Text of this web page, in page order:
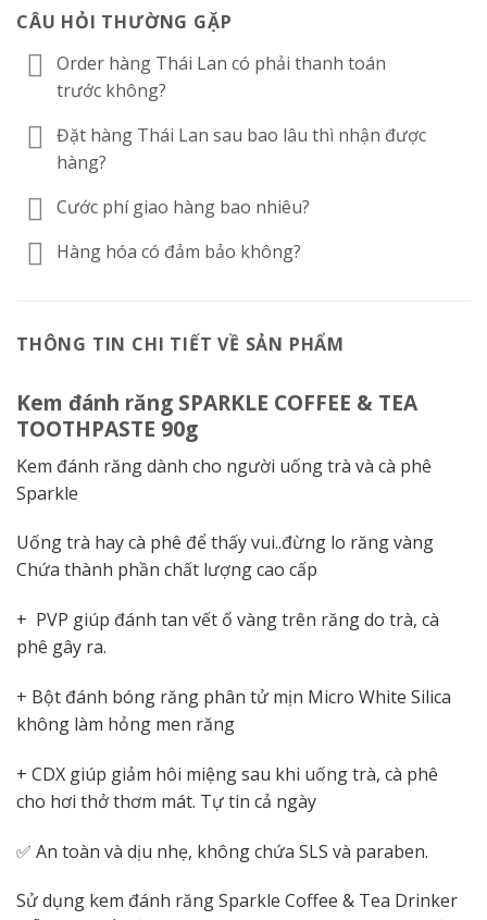
CÂU HỎI THƯỜNG GẶP
Order hàng Thái Lan có phải thanh toán
trước không?
Đặt hàng Thái Lan sau bao lâu thì nhận được
hàng?
Cước phí giao hàng bao nhiêu?
Hàng hóa có đảm bảo không?
THÔNG TIN CHI TIẾT VỀ SẢN PHẨM
Kem đánh răng SPARKLE COFFEE & TEA
TOOTHPASTE 90g
Kem đánh răng dành cho người uống trà và cà phê
Sparkle
Uống trà hay cà phê để thấy vui..đừng lo răng vàng
Chứa thành phần chất lượng cao cấp
+ PVP giúp đánh tan vết ố vàng trên răng do trà, cà
phê gây ra.
+ Bột đánh bóng răng phân tử mịn Micro White Silica
không làm hỏng men răng
+ CDX giúp giảm hôi miệng sau khi uống trà, cà phê
cho hơi thở thơm mát. Tự tin cả ngày
✅ An toàn và dịu nhẹ, không chứa SLS và paraben.
Sử dụng kem đánh răng Sparkle Coffee & Tea Drinker